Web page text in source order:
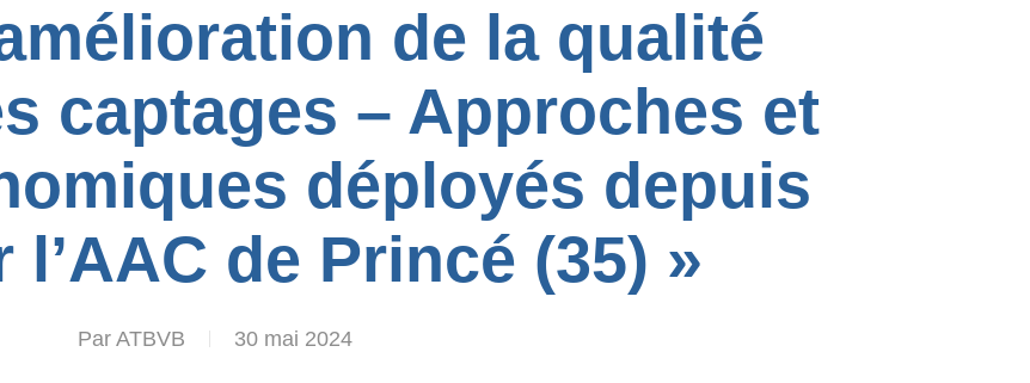
de la qualité
captages – Approches et
déployés depuis
l’AAC de Princé (35) »
Par ATBVB 30 mai 2024